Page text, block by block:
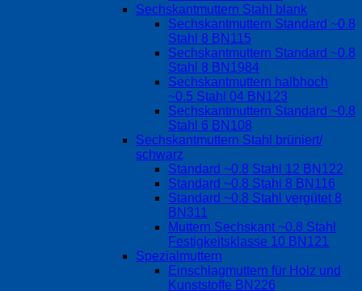
Sechskantmuttern Stahl blank
Sechskantmuttern Standard ~0.8
Stahl 8 BN115
Sechskantmuttern Standard ~0.8
Stahl 8 BN1984
Sechskantmuttern halbhoch
~0.5 Stahl 04 BN123
Sechskantmuttern Standard ~0.8
Stahl 6 BN108
Sechskantmuttern Stahl brüniert/
schwarz
Standard ~0.8 Stahl 12 BN122
Standard ~0.8 Stahl 8 BN116
Standard ~0.8 Stahl vergütet 8
BN311
Muttern Sechskant ~0.8 Stahl
Festigkeitsklasse 10 BN121
Spezialmuttern
Einschlagmuttern für Holz und
Kunststoffe BN226